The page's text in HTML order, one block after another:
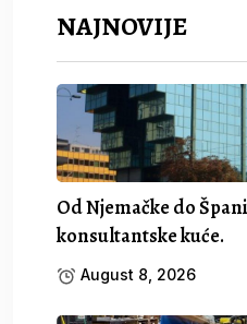
NAJNOVIJE
Od Njemačke do
konsultantske kuće.
August 8, 2026